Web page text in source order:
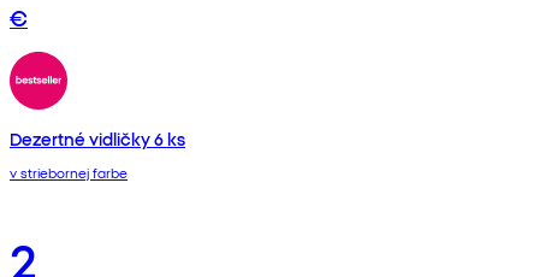
€
Dezertné vidličky 6 ks
v striebornej farbe
2